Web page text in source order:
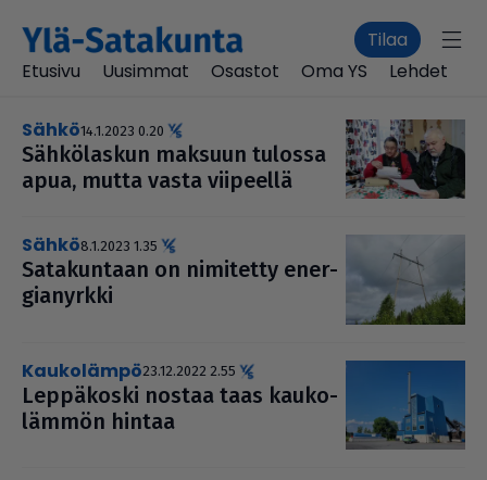
Tilaa
Etusivu
Uusimmat Osastot Oma YS Lehdet
sähkö14.1.2023 0.20
Säh­kö­las­kun maksuun tulossa
apua, mutta vasta viipeellä
sähkö8.1.2023 1.35
Sata­kun­taan on nimitetty ener­
gi­a­nyrkki
kaukolämpö23.12.2022 2.55
Lep­pä­koski nostaa taas kau­ko­
läm­mön hintaa